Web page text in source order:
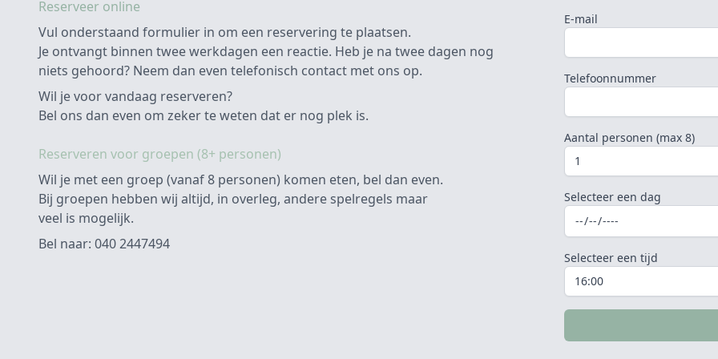
Reserveer online
Vul onderstaand formulier in om een reservering te plaatsen.
Je ontvangt binnen twee werkdagen een reactie. Heb je na twee dagen nog
niets gehoord? Neem dan even telefonisch contact met ons op.
Wil je voor vandaag reserveren?
Bel ons dan even om zeker te weten dat er nog plek is.
Reserveren voor groepen (8+ personen)
Wil je met een groep (vanaf 8 personen) komen eten, bel dan even.
Bij groepen hebben wij altijd, in overleg, andere spelregels maar
veel is mogelijk.
Bel naar: 040 2447494
E-mail
Telefoonnummer
Aantal personen (max 8)
Selecteer een dag
Selecteer een tijd
Gelieve dit veld leeg te laten.